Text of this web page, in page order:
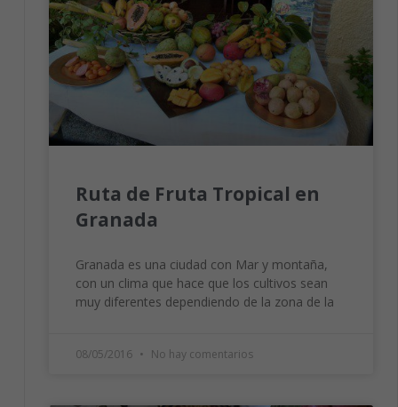
Ruta de Fruta Tropical en
Granada
Granada es una ciudad con Mar y montaña,
con un clima que hace que los cultivos sean
muy diferentes dependiendo de la zona de la
08/05/2016 No hay comentarios